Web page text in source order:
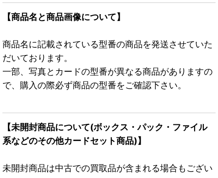
【商品名と商品画像について】
商品名に記載されている型番の商品を発送させていた
だいております。
一部、写真とカードの型番が異なる商品がありますの
で、購入の際必ず商品の型番をご確認下さい。
【未開封商品について(ボックス・パック・ファイル
系などのその他カードセット商品)】
未開封商品は中古での買取品が含まれる場合もござい